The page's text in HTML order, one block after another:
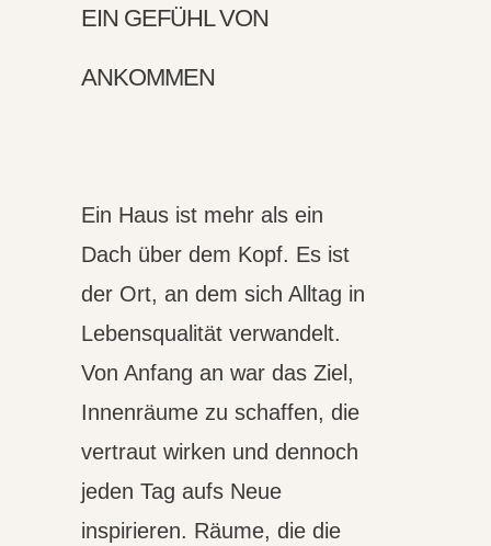
EIN GEFÜHL VON
ANKOMMEN
Ein Haus ist mehr als ein
Dach über dem Kopf. Es ist
der Ort, an dem sich Alltag in
Lebensqualität verwandelt.
Von Anfang an war das Ziel,
Innenräume zu schaffen, die
vertraut wirken und dennoch
jeden Tag aufs Neue
inspirieren. Räume, die die